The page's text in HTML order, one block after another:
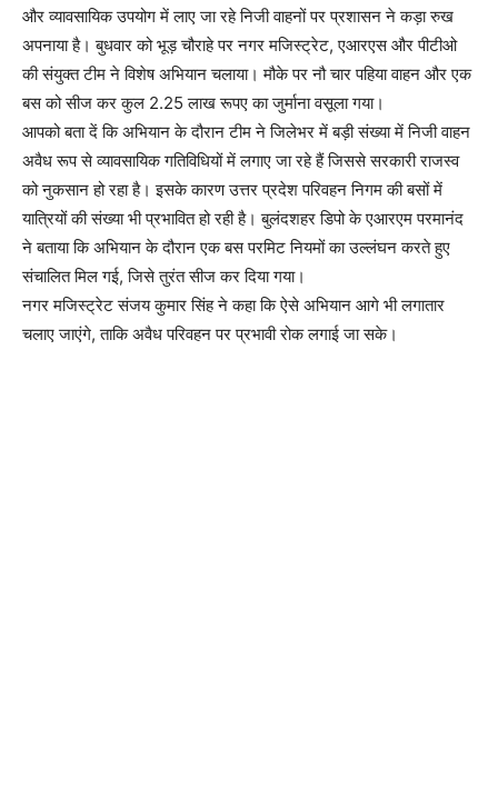
और व्यावसायिक उपयोग में लाए जा रहे निजी वाहनों पर प्रशासन ने कड़ा रुख
अपनाया है। बुधवार को भूड़ चौराहे पर नगर मजिस्ट्रेट, एआरएस और पीटीओ
की संयुक्त टीम ने विशेष अभियान चलाया। मौके पर नौ चार पहिया वाहन और एक
बस को सीज कर कुल 2.25 लाख रूपए का जुर्माना वसूला गया।
आपको बता दें कि अभियान के दौरान टीम ने जिलेभर में बड़ी संख्या में निजी वाहन
अवैध रूप से व्यावसायिक गतिविधियों में लगाए जा रहे हैं जिससे सरकारी राजस्व
को नुकसान हो रहा है। इसके कारण उत्तर प्रदेश परिवहन निगम की बसों में
यात्रियों की संख्या भी प्रभावित हो रही है। बुलंदशहर डिपो के एआरएम परमानंद
ने बताया कि अभियान के दौरान एक बस परमिट नियमों का उल्लंघन करते हुए
संचालित मिल गई, जिसे तुरंत सीज कर दिया गया।
नगर मजिस्ट्रेट संजय कुमार सिंह ने कहा कि ऐसे अभियान आगे भी लगातार
चलाए जाएंगे, ताकि अवैध परिवहन पर प्रभावी रोक लगाई जा सके।